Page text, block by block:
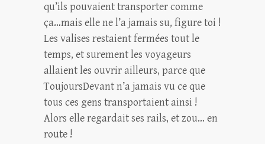
qu’ils pouvaient transporter comme
ça…mais elle ne l’a jamais su, figure toi !
Les valises restaient fermées tout le
temps, et surement les voyageurs
allaient les ouvrir ailleurs, parce que
ToujoursDevant n’a jamais vu ce que
tous ces gens transportaient ainsi !
Alors elle regardait ses rails, et zou… en
route !